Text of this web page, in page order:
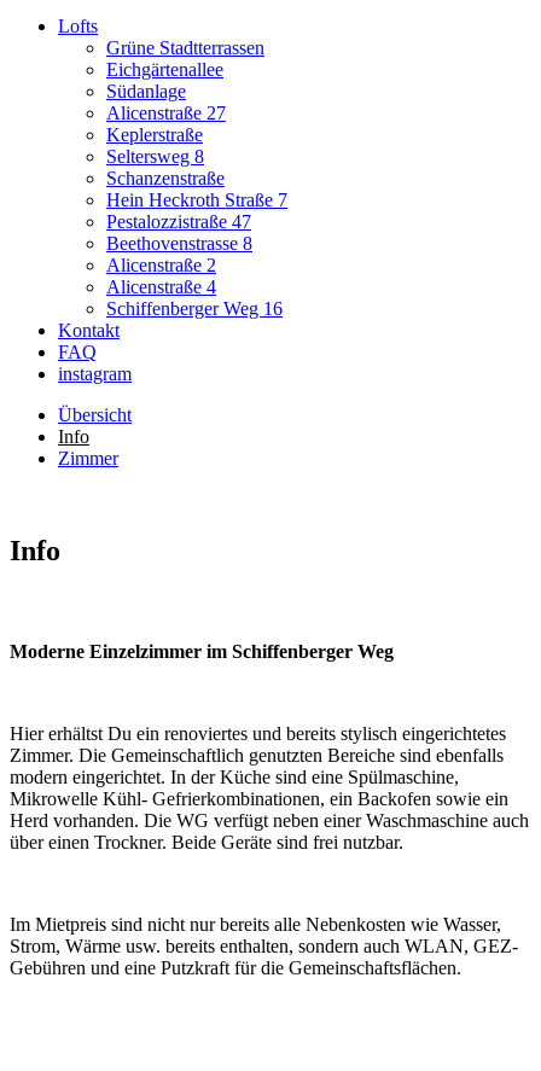
Lofts
Grüne Stadtterrassen
Eichgärtenallee
Südanlage
Alicenstraße 27
Keplerstraße
Seltersweg 8
Schanzenstraße
Hein Heckroth Straße 7
Pestalozzistraße 47
Beethovenstrasse 8
Alicenstraße 2
Alicenstraße 4
Schiffenberger Weg 16
Kontakt
FAQ
instagram
Übersicht
Info
Zimmer
Info
Moderne Einzelzimmer im Schiffenberger Weg
Hier erhältst Du ein renoviertes und bereits stylisch eingerichtetes
Zimmer. Die Gemeinschaftlich genutzten Bereiche sind ebenfalls
modern eingerichtet. In der Küche sind eine Spülmaschine,
Mikrowelle Kühl- Gefrierkombinationen, ein Backofen sowie ein
Herd vorhanden. Die WG verfügt neben einer Waschmaschine auch
über einen Trockner. Beide Geräte sind frei nutzbar.
Im Mietpreis sind nicht nur bereits alle Nebenkosten wie Wasser,
Strom, Wärme usw. bereits enthalten, sondern auch WLAN, GEZ-
Gebühren und eine Putzkraft für die Gemeinschaftsflächen.